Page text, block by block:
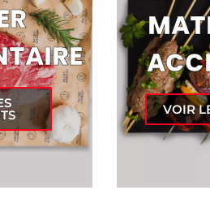
VOIR